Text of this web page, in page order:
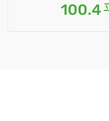
100.4